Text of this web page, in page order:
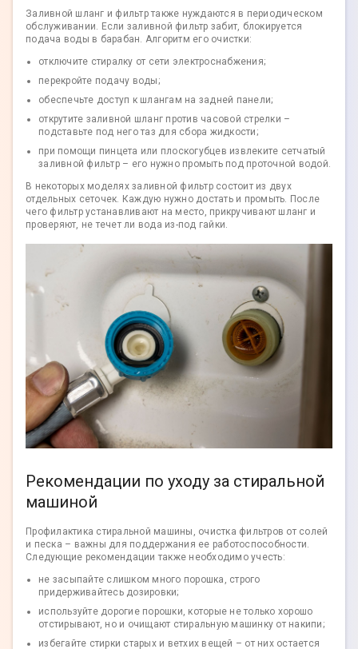
Заливной шланг и фильтр также нуждаются в периодическом
обслуживании. Если заливной фильтр забит, блокируется
подача воды в барабан. Алгоритм его очистки:
отключите стиралку от сети электроснабжения;
перекройте подачу воды;
обеспечьте доступ к шлангам на задней панели;
открутите заливной шланг против часовой стрелки –
подставьте под него таз для сбора жидкости;
при помощи пинцета или плоскогубцев извлеките сетчатый
заливной фильтр – его нужно промыть под проточной водой.
В некоторых моделях заливной фильтр состоит из двух
отдельных сеточек. Каждую нужно достать и промыть. После
чего фильтр устанавливают на место, прикручивают шланг и
проверяют, не течет ли вода из-под гайки.
Рекомендации по уходу за стиральной
машиной
Профилактика стиральной машины, очистка фильтров от солей
и песка – важны для поддержания ее работоспособности.
Следующие рекомендации также необходимо учесть:
не засыпайте слишком много порошка, строго
придерживайтесь дозировки;
используйте дорогие порошки, которые не только хорошо
отстирывают, но и очищают стиральную машинку от накипи;
избегайте стирки старых и ветхих вещей – от них остается